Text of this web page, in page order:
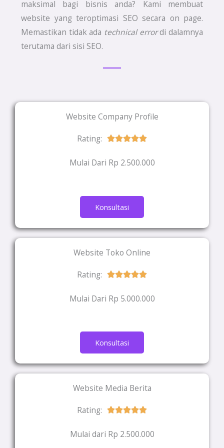
maksimal bagi bisnis anda? Kami membuat
website yang teroptimasi SEO secara on page.
Memastikan tidak ada technical errordi dalamnya
terutama dari sisi SEO.
Website Company Profile
Rating:
Rated
out
Mulai Dari Rp 2.500.000
Konsultasi
Website Toko Online
Rating:
Rated
out
Mulai Dari Rp 5.000.000
Konsultasi
Website Media Berita
Rating:
Rated
out
Mulai dari Rp 2.500.000